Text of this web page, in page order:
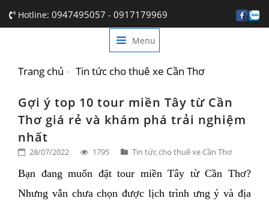
Hotline: 0947495057 - 0917179969
Menu
GIỚI THIỆU
DỊCH VỤ
BẢNG GIÁ
TIN TỨC
LIÊN HỆ
Trang chủ Tin tức cho thuê xe Cần Thơ
Gợi ý top 10 tour miền Tây từ Cần
Thơ giá rẻ và khám phá trải nghiệm
nhất
28/07/2022 1795 Tin tức cho thuê xe Cần Thơ
Bạn đang muốn đặt tour miền Tây từ Cần Thơ?
Nhưng vẫn chưa chọn được lịch trình ưng ý và địa